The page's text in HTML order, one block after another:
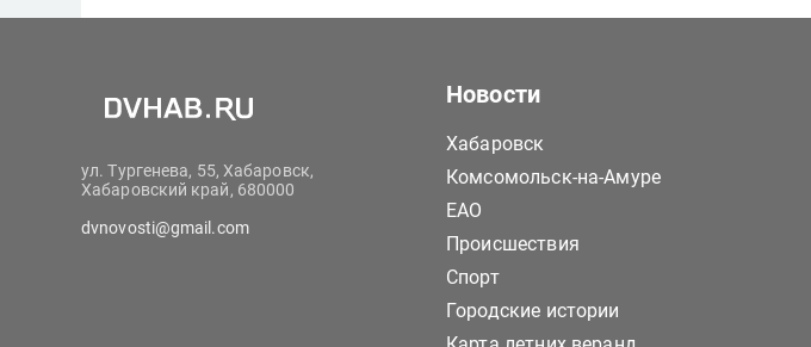
ул. Тургенева, 55, Хабаровск,
Хабаровский край, 680000
dvnovosti@gmail.com
Новости
Хабаровск
Комсомольск-на-Амуре
ЕАО
Происшествия
Спорт
Городские истории